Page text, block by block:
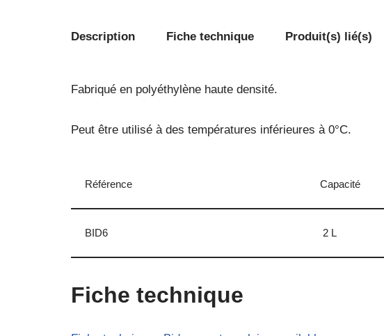
Description Fiche technique Produit(s) lié(s)
Fabriqué en polyéthylène haute densité.
Peut être utilisé à des températures inférieures à 0°C.
Référence Capacité
BID6 2 L
Fiche technique